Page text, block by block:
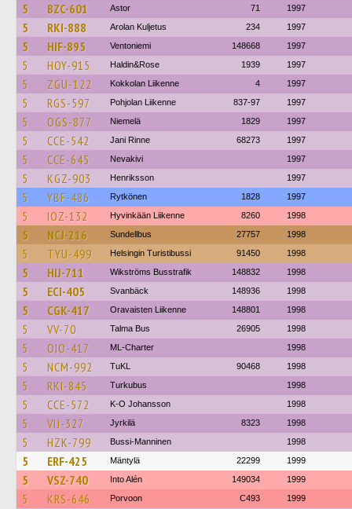
5 BZC-601 Astor 71 1997
5 RKI-888 Arolan Kuljetus 234 1997
5 HIF-895 Ventoniemi 148668 1997
5 HOY-915 Haldin&Rose 1939 1997
5 ZGU-122 Kokkolan Liikenne 4 1997
5 RGS-597 Pohjolan Liikenne 837-97 1997
5 OGS-877 Niemelä 1829 1997
5 CCE-542 Jani Rinne 68273 1997
5 CCE-645 Nevakivi 1997
5 KGZ-903 Henriksson 1997
5 YBF-486 Rytkönen 1828 1997
5 IOZ-132 Hyvinkään Liikenne 8260 1998
5 NCJ-216 Sundellbus 27757 1998
5 TYU-499 Helsingin Turistibussi 91450 1998
5 HIJ-711 Wikströms Busstrafik 148832 1998
5 ECI-405 Svanbäck 148936 1998
5 CGK-417 Oravaisten Liikenne 148801 1998
5 VV-70 Talma Bus 26905 1998
5 OIO-417 ML-Charter 1998
5 NCM-992 TuKL 90468 1998
5 RKI-845 Turkubus 1998
5 CCE-572 K-O Johansson 1998
5 VIJ-327 Jyrkilä 8323 1998
5 HZK-799 Bussi-Manninen 1998
5 ERF-425 Mäntylä 22299 1999
5 VSZ-740 Into Alén 149034 1999
5 KRS-646 Porvoon C493 1999